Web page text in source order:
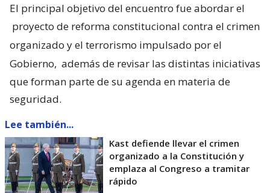
El principal objetivo del encuentro fue abordar el
proyecto de reforma constitucional contra el crimen
organizado y el terrorismo impulsado por el
Gobierno, además de revisar las distintas iniciativas
que forman parte de su agenda en materia de
seguridad.
Lee también...
Kast defiende llevar el crimen
organizado a la Constitución y
emplaza al Congreso a tramitar
rápido